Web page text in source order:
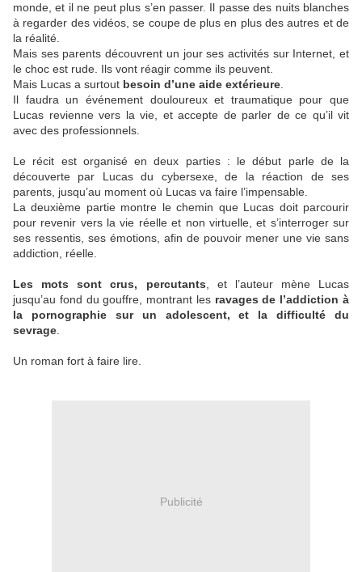
monde, et il ne peut plus s’en passer. Il passe des nuits blanches
à regarder des vidéos, se coupe de plus en plus des autres et de
la réalité.
Mais ses parents découvrent un jour ses activités sur Internet, et
le choc est rude. Ils vont réagir comme ils peuvent.
Mais Lucas a surtout besoin d’une aide extérieure
Il faudra un événement douloureux et traumatique pour que
Lucas revienne vers la vie, et accepte de parler de ce qu’il vit
avec des professionnels.
Le récit est organisé en deux parties : le début parle de la
découverte par Lucas du cybersexe, de la réaction de ses
parents, jusqu’au moment où Lucas va faire l’impensable.
La deuxième partie montre le chemin que Lucas doit parcourir
pour revenir vers la vie réelle et non virtuelle, et s’interroger sur
ses ressentis, ses émotions, afin de pouvoir mener une vie sans
addiction, réelle.
Les mots sont crus, percutants , et l’auteur mène Lucas
jusqu’au fond du gouffre, montrant les ravages de l’addiction à
la pornographie sur un adolescent, et la difficulté du
sevrage
Un roman fort à faire lire.
Publicité